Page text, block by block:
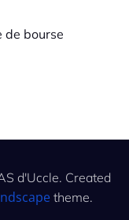
de bourse
d'Uccle. Created
theme.